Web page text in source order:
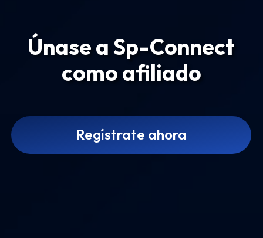
Únase a Sp-Connect
como afiliado
Regístrate ahora